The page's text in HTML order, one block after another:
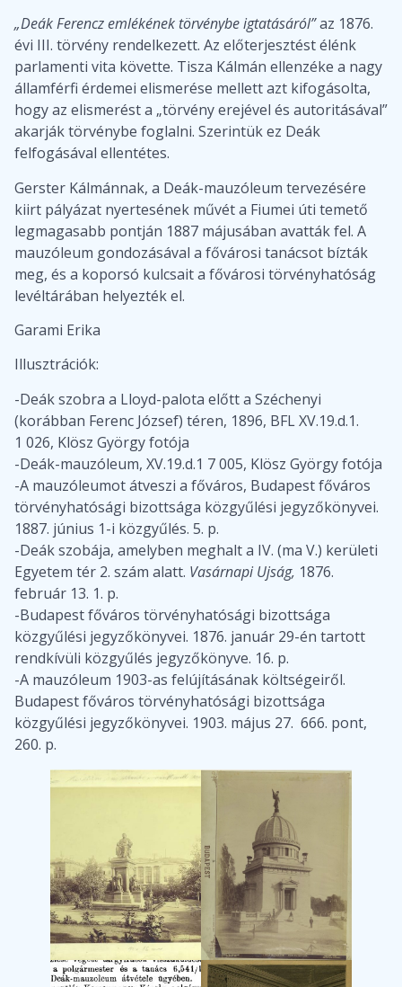
„Deák Ferencz emlékének törvénybe igtatásáról”az 1876.
évi III. törvény rendelkezett. Az előterjesztést élénk
parlamenti vita követte. Tisza Kálmán ellenzéke a nagy
államférfi érdemei elismerése mellett azt kifogásolta,
hogy az elismerést a „törvény erejével és autoritásával”
akarják törvénybe foglalni. Szerintük ez Deák
felfogásával ellentétes.
Gerster Kálmánnak, a Deák-mauzóleum tervezésére
kiirt pályázat nyertesének művét a Fiumei úti temető
legmagasabb pontján 1887 májusában avatták fel. A
mauzóleum gondozásával a fővárosi tanácsot bízták
meg, és a koporsó kulcsait a fővárosi törvényhatóság
levéltárában helyezték el.
Garami Erika
Illusztrációk:
-Deák szobra a Lloyd-palota előtt a Széchenyi
(korábban Ferenc József) téren, 1896, BFL XV.19.d.1.
1 026, Klösz György fotója
-Deák-mauzóleum, XV.19.d.1 7 005, Klösz György fotója
-A mauzóleumot átveszi a főváros, Budapest főváros
törvényhatósági bizottsága közgyűlési jegyzőkönyvei.
1887. június 1-i közgyűlés. 5. p.
-Deák szobája, amelyben meghalt a IV. (ma V.) kerületi
Egyetem tér 2. szám alatt. Vasárnapi Ujság, 1876.
február 13. 1. p.
-Budapest főváros törvényhatósági bizottsága
közgyűlési jegyzőkönyvei. 1876. január 29-én tartott
rendkívüli közgyűlés jegyzőkönyve. 16. p.
-A mauzóleum 1903-as felújításának költségeiről.
Budapest főváros törvényhatósági bizottsága
közgyűlési jegyzőkönyvei. 1903. május 27. 666. pont,
260. p.